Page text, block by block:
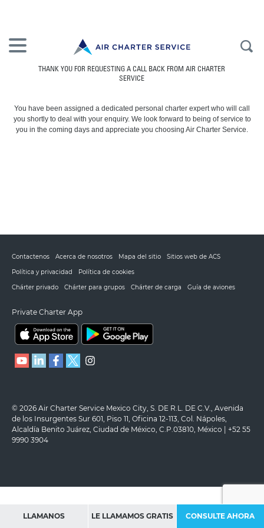
THANK YOU FOR REQUESTING A CALL BACK FROM AIR CHARTER
SERVICE
You have been assigned a dedicated personal charter expert who will call
you shortly to deal with your enquiry. We look forward to being of service to
you in the coming days and appreciate you choosing Air Charter Service.
LLAMANOS LE LLAMAMOS GRATIS CONSULTE AHORA
Contactenos Acerca de nosotros Mapa del sitio
Sitios web de ACS
Política y privacidad
Política de cookies
Chárter privado
Chárter para grupos Chárter de carga Guía de aviones
Private Charter App
© 2026 Air Charter Service Mexico City, S. DE R.L. DE C.V., Avenida
de los Insurgentes Sur 601, Piso 11, Oficina 12-113, Col. Nápoles,
Alcaldía Benito Juárez, Ciudad de México, C.P.03810, México | +52 55
9990 3904